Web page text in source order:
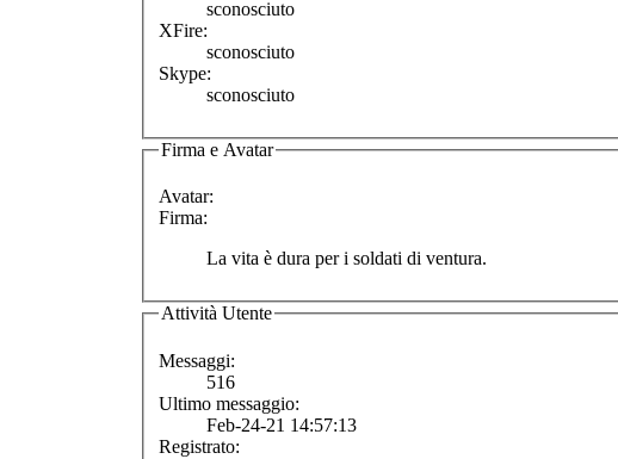
sconosciuto
XFire:
sconosciuto
Skype:
sconosciuto
Firma e Avatar
Avatar:
Firma:
La vita è dura per i soldati di ventura.
Attività Utente
Messaggi:
516
Ultimo messaggio:
Feb-24-21 14:57:13
Registrato: